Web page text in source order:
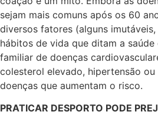
sejam mais comuns após os 60
diversos fatores (alguns
hábitos de vida que ditam a
familiar de doenças
colesterol elevado, hipertensão
doenças que aumentam o risco.
PRATICAR DESPORTO PODE